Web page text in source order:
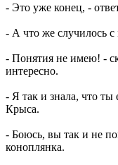
- Это уже конец, -
- А что же случилось
- Понятия не имею! -
интересно.
- Я так и знала, что ты
Крыса.
- Боюсь, вы так и не
коноплянка.